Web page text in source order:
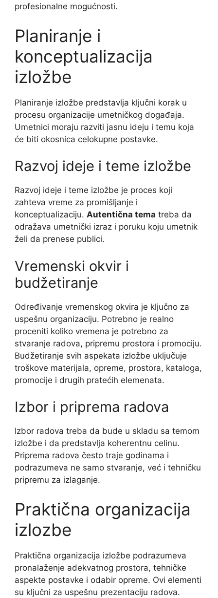
profesionalne mogućnosti.
Planiranje i
konceptualizacija
izložbe
Planiranje izložbe predstavlja ključni korak u
procesu organizacije umetničkog događaja.
Umetnici moraju razviti jasnu ideju i temu koja
će biti okosnica celokupne postavke.
Razvoj ideje i teme izložbe
Razvoj ideje i teme izložbe je proces koji
zahteva vreme za promišljanje i
konceptualizaciju. Autentična tema treba da
odražava umetnički izraz i poruku koju umetnik
želi da prenese publici.
Vremenski okvir i
budžetiranje
Određivanje vremenskog okvira je ključno za
uspešnu organizaciju. Potrebno je realno
proceniti koliko vremena je potrebno za
stvaranje radova, pripremu prostora i promociju.
Budžetiranje svih aspekata izložbe uključuje
troškove materijala, opreme, prostora, kataloga,
promocije i drugih pratećih elemenata.
Izbor i priprema radova
Izbor radova treba da bude u skladu sa temom
izložbe i da predstavlja koherentnu celinu.
Priprema radova često traje godinama i
podrazumeva ne samo stvaranje, već i tehničku
pripremu za izlaganje.
Praktična organizacija
izlozbe
Praktična organizacija izložbe podrazumeva
pronalaženje adekvatnog prostora, tehničke
aspekte postavke i odabir opreme. Ovi elementi
su ključni za uspešnu prezentaciju radova.